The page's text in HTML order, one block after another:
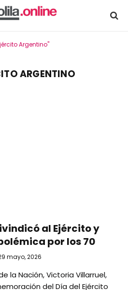
Argentino"
ARGENTINO
al Ejército y
por los 70
mayo, 2026
la Nación, Victoria Villarruel,
del Día del Ejército